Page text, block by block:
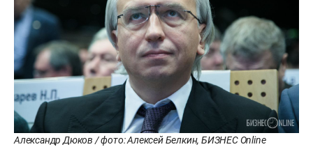
Александр Дюков / фото: Алексей Белкин, БИЗНЕС Online